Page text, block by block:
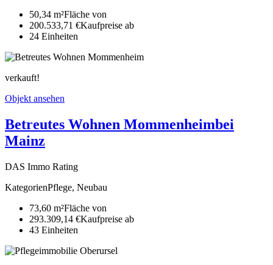
50,34 m²Fläche von
200.533,71 €Kaufpreise ab
24 Ein­heiten
verkauft!
Objekt ansehen
Betreutes Wohnen Mommenheimbei
Mainz
DAS Immo Rating
KategorienPflege, Neubau
73,60 m²Fläche von
293.309,14 €Kaufpreise ab
43 Ein­heiten